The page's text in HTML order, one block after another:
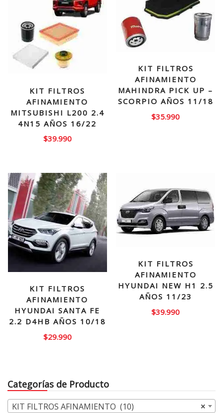
KIT FILTROS
AFINAMIENTO
MITSUBISHI L200 2.4
4N15 AÑOS 16/22
$39.990
KIT FILTROS
AFINAMIENTO
MAHINDRA PICK UP –
SCORPIO AÑOS 11/18
$35.990
KIT FILTROS
AFINAMIENTO
HYUNDAI SANTA FE
2.2 D4HB AÑOS 10/18
$29.990
KIT FILTROS
AFINAMIENTO
HYUNDAI NEW H1 2.5
AÑOS 11/23
$39.990
Categorías de Producto
×
KIT FILTROS AFINAMIENTO (10)